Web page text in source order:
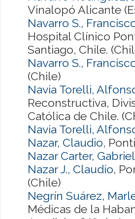
Vinalopó Alicante
Navarro S.,
Hospital Clínico
Santiago, Chile.
Navarro S.,
(Chile)
Navia Torelli,
Reconstructiva,
Católica de Chile.
Navia Torelli,
Nazar, Claudio,
Nazar Carter,
Nazar J., Claudio,
(Chile)
Negrín Suárez,
Médicas de la